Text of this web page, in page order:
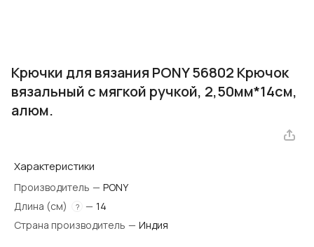
Крючки для вязания PONY 56802 Крючок
вязальный с мягкой ручкой, 2,50мм*14см,
алюм.
Характеристики
Производитель — PONY
Длина (см)
? — 14
Страна производитель — Индия